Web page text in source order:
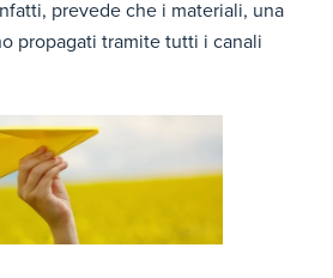
prevede che i materiali, una
propagati tramite tutti i canali